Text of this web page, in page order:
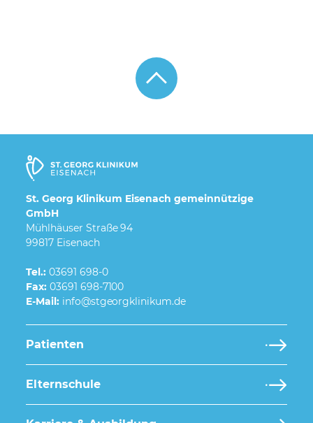
St. Georg Klinikum Eisenach gemeinnützige
GmbH
Mühlhäuser Straße 94
99817 Eisenach
Tel.: 03691 698-0
Fax: 03691 698-7100
E-Mail:
Patienten
Elternschule